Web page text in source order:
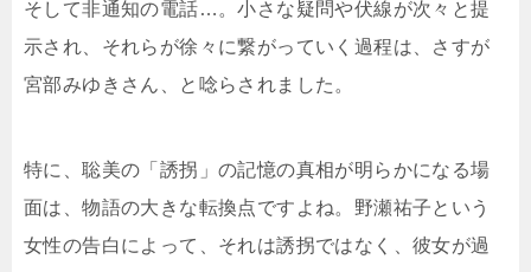
そして非通知の電話…。小さな疑問や伏線が次々と提
示され、それらが徐々に繋がっていく過程は、さすが
宮部みゆきさん、と唸らされました。
特に、聡美の「誘拐」の記憶の真相が明らかになる場
面は、物語の大きな転換点ですよね。野瀬祐子という
女性の告白によって、それは誘拐ではなく、彼女が過